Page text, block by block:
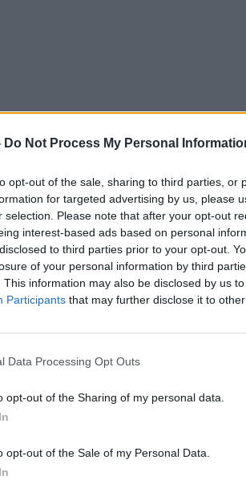
Do Not Process My Personal
opt-out of the sale, sharing to third parties, or
for targeted advertising by us, please
selection. Please note that after your opt-out
interest-based ads based on personal
to third parties prior to your opt-out.
of your personal information by third
This information may also be disclosed by us
Participants that may further disclose it to
Data Processing Opt Outs
opt-out of the Sharing of my personal data.
opt-out of the Sale of my Personal Data.
тој открил дека еднаш се
дождовна шума, каде
чувството за идентитет.
впуштил во првото од многуте
улога во филмот од 1996
ноќ. Ненадејната слава и
а што е глупост“.
тој. „Затоа се
таа потврда. Знаев дека ја